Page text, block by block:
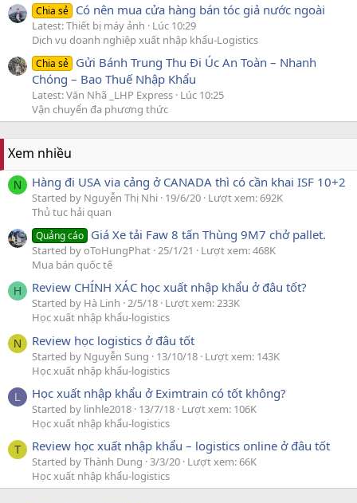
Chia sẻ Có nên mua cửa hàng bán tóc giả nước ngoài
Latest: Thiết bị máy ảnh
Lúc 10:29
Dịch vụ doanh nghiệp xuất nhập khẩu-Logistics
Chia sẻ Gửi Bánh Trung Thu Đi Úc An Toàn – Nhanh
Chóng – Bao Thuế Nhập Khẩu
Latest: Văn Nhã _LHP Express Lúc 10:25
Vận chuyển đa phương thức
Xem nhiều
N Hàng đi USA via cảng ở CANADA thì có cần khai ISF 10+2
Started by Nguyễn Thị Nhi 19/6/20 Lượt xem: 692K
Thủ tục hải quan
Quảng cáo Giá Xe tải Faw 8 tấn Thùng 9M7 chở pallet.
Started by oToHungPhat 25/1/21
Lượt xem: 468K
Mua bán quốc tế
H Review CHÍNH XÁC học xuất nhập khẩu ở đâu tốt?
Started by Hà Linh 2/5/18 Lượt xem: 233K
Học xuất nhập khẩu-logistics
N Review học logistics ở đâu tốt
Started by Nguyễn Sung 13/10/18 Lượt xem: 143K
Học xuất nhập khẩu-logistics
L Học xuất nhập khẩu ở Eximtrain có tốt không?
Started by linhle2018 13/7/18 Lượt xem: 106K
Học xuất nhập khẩu-logistics
T Review học xuất nhập khẩu – logistics online ở đâu tốt
Started by Thành Dung 3/3/20 Lượt xem: 66K
Học xuất nhập khẩu-logistics